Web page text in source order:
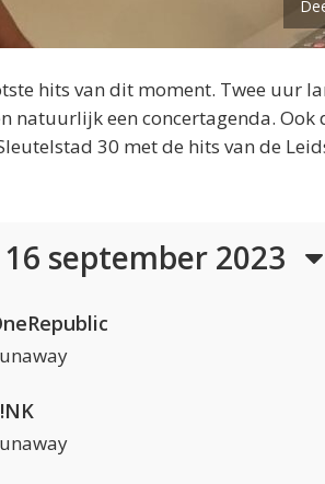
hits van dit moment. Twee uur
natuurlijk een concertagenda. Ook
30 met de hits van de
16 september 2023